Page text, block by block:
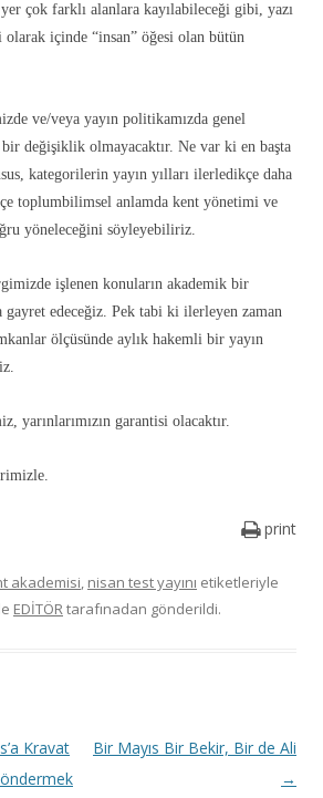
çok farklı alanlara kayılabileceği gibi, yazı
içinde “insan” öğesi olan bütün
ve/veya yayın politikamızda genel
değişiklik olmayacaktır. Ne var ki en başta
kategorilerin yayın yılları ilerledikçe daha
toplumbilimsel anlamda kent yönetimi ve
yöneleceğini söyleyebiliriz.
işlenen konuların akademik bir
gayret edeceğiz. Pek tabi ki ilerleyen zaman
ölçüsünde aylık hakemli bir yayın
yarınlarımızın garantisi olacaktır.
print
akademisi, nisan test yayını etiketleriyle
EDİTÖRtarafınadan gönderildi.
Kravat
Bir Mayıs Bir Bekir, Bir de Ali
→